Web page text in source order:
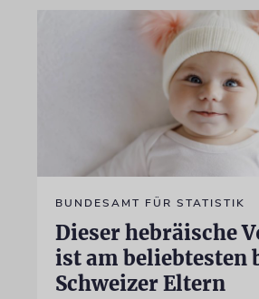
BUNDESAMT FÜR STATISTIK
Dieser hebräische
ist am beliebtesten
Schweizer Eltern